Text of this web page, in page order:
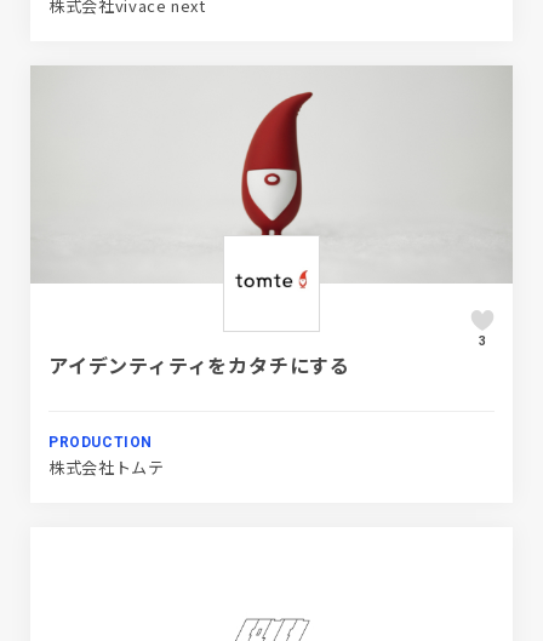
株式会社vivace next
3
アイデンティティをカタチにする
PRODUCTION
株式会社トムテ